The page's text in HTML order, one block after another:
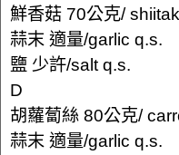
鮮香菇 70公克/
蒜末 適量/garlic q.s.
鹽 少許/salt q.s.
D
胡蘿蔔絲 80公克/
蒜末 適量/garlic q.s.